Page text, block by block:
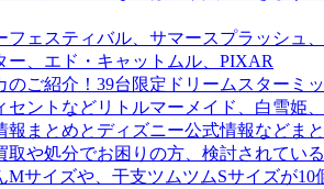
ェスティバル、サマースプラッシ
、エド・キャットムル、PIXAR
ご紹介！39台限定ドリームスター
ントなどリトルマーメイド、白雪姫
まとめとディズニー公式情報などま
や処分でお困りの方、検討されてい
サイズや、干支ツムツムSサイズが